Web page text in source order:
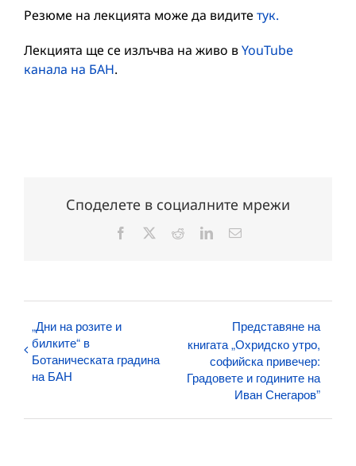
Резюме на лекцията може да видите тук.
Лекцията ще се излъчва на живо вYouTube
канала на БАН.
Споделете в социалните мрежи
Facebook RedditLinkedInЕлектронна
„Дни на розите и
билките“ в
Ботаническата градина
на БАН
Представяне на
книгата „Охридско утро,
софийска привечер:
Градовете и годините на
Иван Снегаров”